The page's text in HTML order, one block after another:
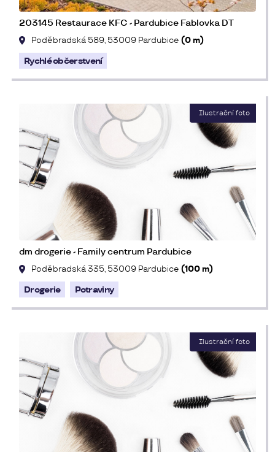
203145 Restaurace KFC - Pardubice Fablovka DT
Poděbradská 589, 53009 Pardubice (0 m)
Rychlé občerstvení
dm drogerie - Family centrum Pardubice
Poděbradská 335, 53009 Pardubice (100 m)
Drogerie Potraviny